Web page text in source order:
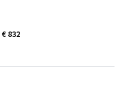
€ 832